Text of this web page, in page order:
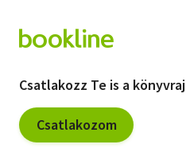
Csatlakozz Te is a
Csatlakozom